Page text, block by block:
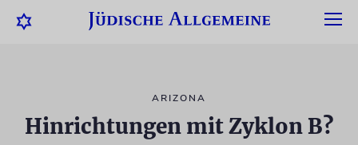
ARIZONA
Hinrichtungen mit Zyklon B?